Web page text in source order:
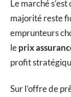
Le marché
majorité reste
emprunteurs
leprix
profit
Sur l’offre de